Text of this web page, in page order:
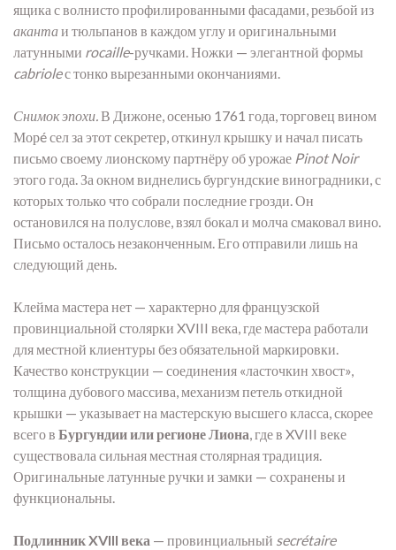
ящика с волнисто профилированными фасадами, резьбой из
акантаи тюльпанов в каждом углу и оригинальными
латунными rocaille-ручками. Ножки — элегантной формы
cabrioleс тонко вырезанными окончаниями.
Снимок эпохи.В Дижоне, осенью 1761 года, торговец вином
Морé сел за этот секретер, откинул крышку и начал писать
письмо своему лионскому партнёру об урожае Pinot Noir
этого года. За окном виднелись бургундские виноградники, с
которых только что собрали последние грозди. Он
остановился на полуслове, взял бокал и молча смаковал вино.
Письмо осталось незаконченным. Его отправили лишь на
следующий день.
Клейма мастера нет — характерно для французской
провинциальной столярки XVIII века, где мастера работали
для местной клиентуры без обязательной маркировки.
Качество конструкции — соединения «ласточкин хвост»,
толщина дубового массива, механизм петель откидной
крышки — указывает на мастерскую высшего класса, скорее
всего в Бургундии или регионе Лиона, где в XVIII веке
существовала сильная местная столярная традиция.
Оригинальные латунные ручки и замки — сохранены и
функциональны.
Подлинник XVIII века — провинциальный secrétaire